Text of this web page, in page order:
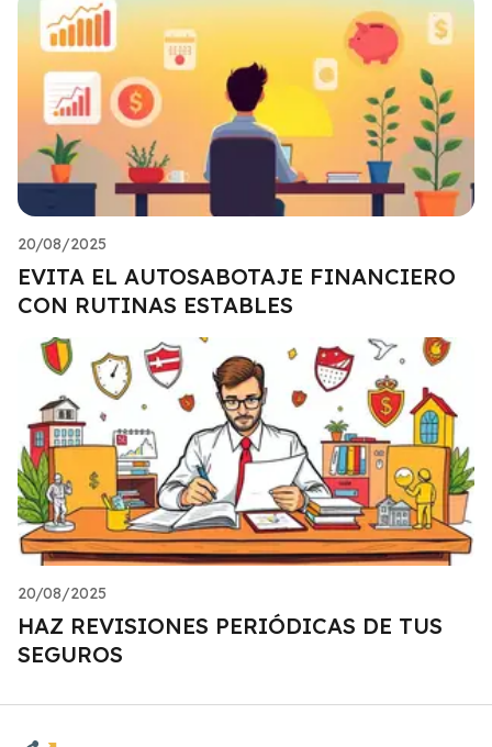
20/08/2025
EVITA EL AUTOSABOTAJE FINANCIERO
CON RUTINAS ESTABLES
20/08/2025
HAZ REVISIONES PERIÓDICAS DE TUS
SEGUROS